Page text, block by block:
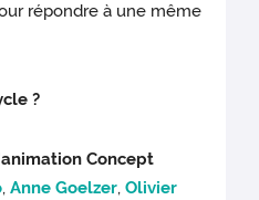
répondre à une même
?
Concept
,Anne Goelzer,Olivier